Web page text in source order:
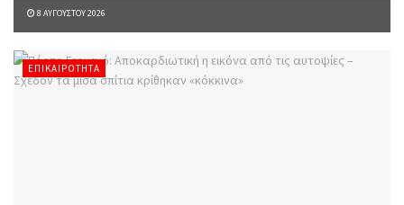
8 ΑΥΓΟΎΣΤΟΥ 2026
ΕΠΙΚΑΙΡΌΤΗΤΑ